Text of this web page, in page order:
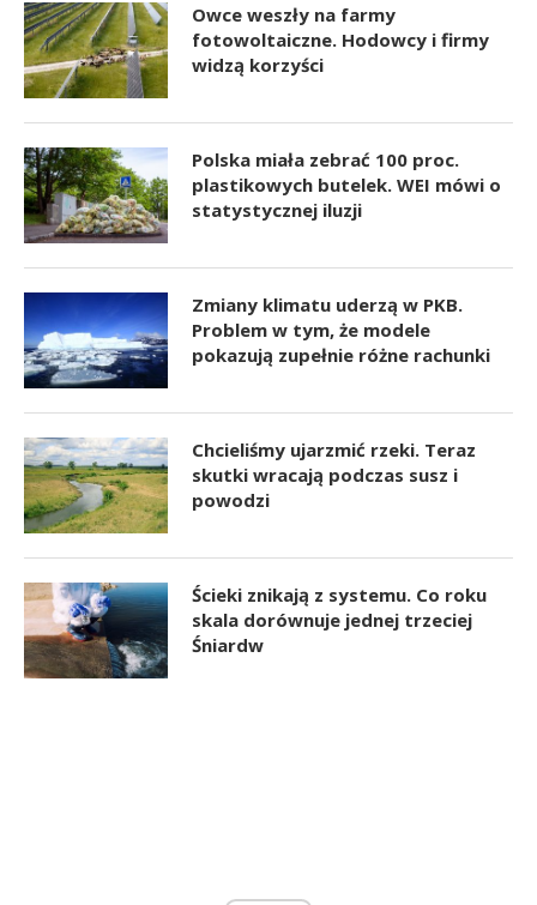
Owce weszły na farmy
fotowoltaiczne. Hodowcy i firmy
widzą korzyści
Polska miała zebrać 100 proc.
plastikowych butelek. WEI mówi o
statystycznej iluzji
Zmiany klimatu uderzą w PKB.
Problem w tym, że modele
pokazują zupełnie różne rachunki
Chcieliśmy ujarzmić rzeki. Teraz
skutki wracają podczas susz i
powodzi
Ścieki znikają z systemu. Co roku
skala dorównuje jednej trzeciej
Śniardw